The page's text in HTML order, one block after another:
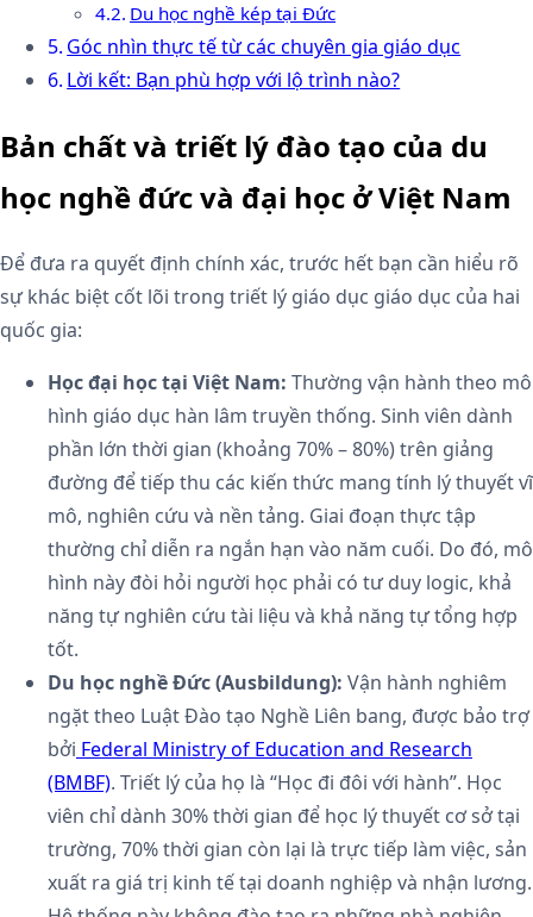
Du học nghề kép tại Đức
Góc nhìn thực tế từ các chuyên gia giáo dục
Lời kết: Bạn phù hợp với lộ trình nào?
Bản chất và triết lý đào tạo của du
học nghề đức và đại học ở Việt Nam
Để đưa ra quyết định chính xác, trước hết bạn cần hiểu rõ
sự khác biệt cốt lõi trong triết lý giáo dục giáo dục của hai
quốc gia:
Học đại học tại Việt Nam: Thường vận hành theo mô
hình giáo dục hàn lâm truyền thống. Sinh viên dành
phần lớn thời gian (khoảng 70% – 80%) trên giảng
đường để tiếp thu các kiến thức mang tính lý thuyết vĩ
mô, nghiên cứu và nền tảng. Giai đoạn thực tập
thường chỉ diễn ra ngắn hạn vào năm cuối. Do đó, mô
hình này đòi hỏi người học phải có tư duy logic, khả
năng tự nghiên cứu tài liệu và khả năng tự tổng hợp
tốt.
Du học nghề Đức (Ausbildung): Vận hành nghiêm
ngặt theo Luật Đào tạo Nghề Liên bang, được bảo trợ
bởi Federal Ministry of Education and Research
(BMBF). Triết lý của họ là “Học đi đôi với hành”. Học
viên chỉ dành 30% thời gian để học lý thuyết cơ sở tại
trường, 70% thời gian còn lại là trực tiếp làm việc, sản
xuất ra giá trị kinh tế tại doanh nghiệp và nhận lương.